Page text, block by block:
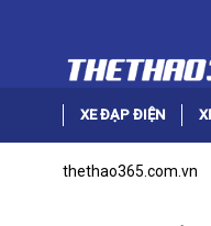
XE ĐẠP ĐIỆN
thethao365.com.vn